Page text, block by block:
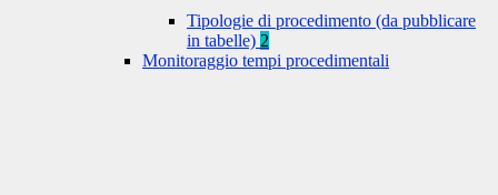
Tipologie di procedimento (da pubblicare
in tabelle) 2
Monitoraggio tempi procedimentali